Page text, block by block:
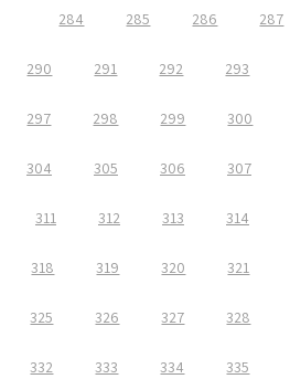
284 285 286 287
290 291 292 293
297 298 299 300
304 305 306 307
311 312 313 314
318 319 320 321
325 326 327 328
332 333 334 335